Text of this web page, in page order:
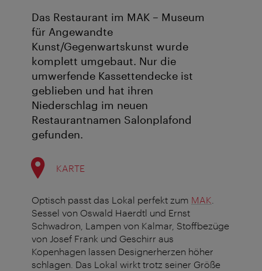
Das Restaurant im MAK – Museum
für Angewandte
Kunst/Gegenwartskunst wurde
komplett umgebaut. Nur die
umwerfende Kassettendecke ist
geblieben und hat ihren
Niederschlag im neuen
Restaurantnamen Salonplafond
gefunden.
KARTE
Optisch passt das Lokal perfekt zum MAK
Sessel von Oswald Haerdtl und Ernst
Schwadron, Lampen von Kalmar, Stoffbezüge
von Josef Frank und Geschirr aus
Kopenhagen lassen Designerherzen höher
schlagen. Das Lokal wirkt trotz seiner Größe